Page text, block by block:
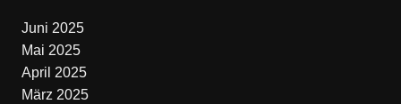
Juni 2025
Mai 2025
April 2025
März 2025